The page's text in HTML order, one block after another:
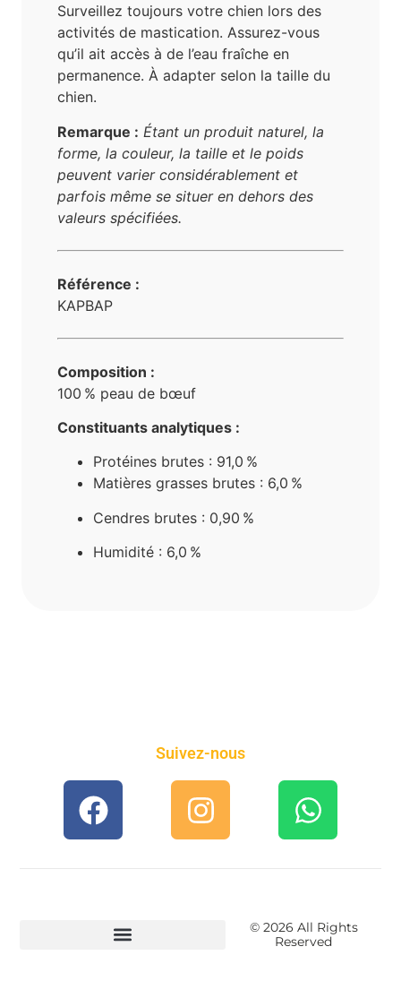
Surveillez toujours votre chien lors des
activités de mastication. Assurez-vous
qu’il ait accès à de l’eau fraîche en
permanence. À adapter selon la taille du
chien.
Remarque : Étant un produit naturel, la
forme, la couleur, la taille et le poids
peuvent varier considérablement et
parfois même se situer en dehors des
valeurs spécifiées.
Référence :
KAPBAP
Composition :
100 % peau de bœuf
Constituants analytiques :
Protéines brutes : 91,0 %
Matières grasses brutes : 6,0 %
Cendres brutes : 0,90 %
Humidité : 6,0 %
Suivez-nous
© 2026 All Rights
Reserved